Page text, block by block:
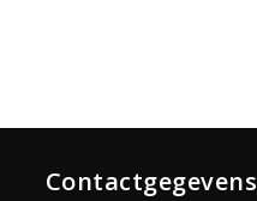
Contactgegevens